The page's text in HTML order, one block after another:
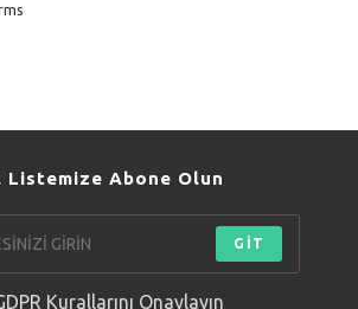
Listemize Abone Olun
GİT
Kurallarını Onaylayın